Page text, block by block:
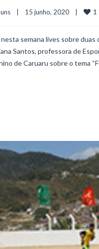
    |    15 junho, 2020    |
1
semana lives sobre
Santos, professora de
de Caruaru sobre o tema